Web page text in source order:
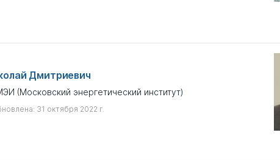
Дмитриевич
(Московский энергетический институт)
31 октября 2022 г.